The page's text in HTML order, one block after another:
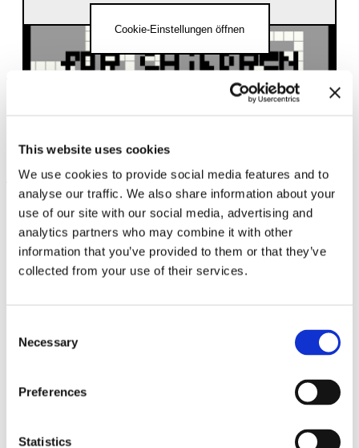
This website uses cookies
We use cookies to provide social media features and to
analyse our traffic. We also share information about your
use of our site with our social media, advertising and
analytics partners who may combine it with other
information that you’ve provided to them or that they’ve
collected from your use of their services.
Selection
Necessary
Preferences
Statistics
Cookie-Einstellungen öffnen
HausCode 2026 | Mining Raw Letters
Adaeze Okaro